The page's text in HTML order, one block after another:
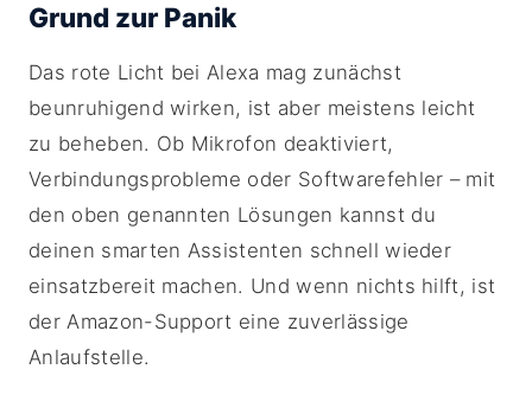
Grund zur Panik
Das rote Licht bei Alexa mag zunächst
beunruhigend wirken, ist aber meistens leicht
zu beheben. Ob Mikrofon deaktiviert,
Verbindungsprobleme oder Softwarefehler – mit
den oben genannten Lösungen kannst du
deinen smarten Assistenten schnell wieder
einsatzbereit machen. Und wenn nichts hilft, ist
der Amazon-Support eine zuverlässige
Anlaufstelle.